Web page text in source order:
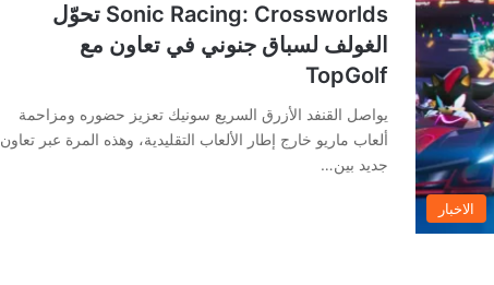
الاخبار
Sonic Racing: Crossworlds تحوّل
الغولف لسباق جنوني في تعاون مع
TopGolf
يواصل القنفد الأزرق السريع سونيك تعزيز حضوره ومزاحمة
ألعاب ماريو خارج إطار الألعاب التقليدية، وهذه المرة عبر تعاون
جديد بين…